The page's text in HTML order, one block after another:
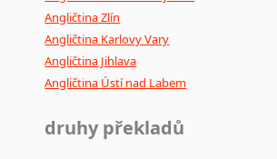
Angličtina Zlín
Angličtina Karlovy Vary
Angličtina Jihlava
Angličtina Ústí nad Labem
druhy překladů